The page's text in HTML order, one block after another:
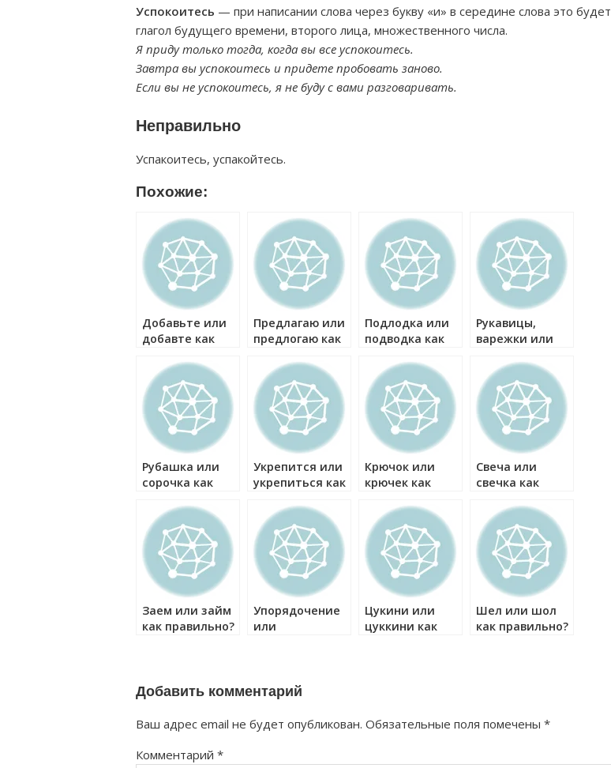
Успокоитесь — при написании слова через букву «и» в середине слова это будет
глагол будущего времени, второго лица, множественного числа.
Я приду только тогда, когда вы все успокоитесь.
Завтра вы успокоитесь и придете пробовать заново.
Если вы не успокоитесь, я не буду с вами разговаривать.
Неправильно
Успакоитесь, успакойтесь.
Похожие:
Добавьте или
добавте как
Предлагаю или
предлогаю как
Подлодка или
подводка как
Рукавицы,
варежки или
правильно?
Рубашка или
сорочка как
Укрепится или
укрепиться как
Крючок или
крючек как
Свеча или
свечка как
Заем или займ
как правильно?
Упорядочение
или
Цукини или
цуккини как
Шел или шол
как правильно?
Добавить комментарий
Ваш адрес email не будет опубликован. Обязательные поля помечены *
Комментарий *